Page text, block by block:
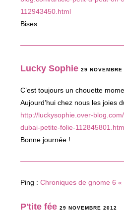
112943450.html
Bises
Lucky Sophie 29 NOVEMBRE
C’est toujours un chouette
Aujourd’hui chez nous les joies
http://luckysophie.over-
dubai-petite-folie-
Bonne journée !
Ping :Chroniques de gnome 6
P'tite fée 29 NOVEMBRE 2012